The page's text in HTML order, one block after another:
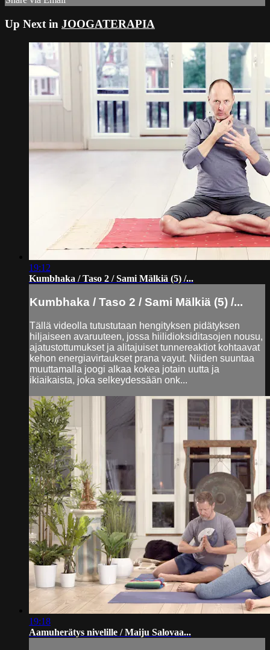
Up Next in JOOGATERAPIA
19:12
Kumbhaka / Taso 2 / Sami Mälkiä (5) /...
Kumbhaka / Taso 2 / Sami Mälkiä (5) /...
Tällä videolla tutustutaan hengityksen pidätyksen
hiljaiseen avaruuteen, jossa hiilidioksiditasojen nousu,
ajatustottumukset ja alitajuiset tunnereaktiot kohtaavat
kehon energiavirtaukset prana vayut. Niiden suuntaa
muuttamalla joogi alkaa kokea jotain uutta ja
ikiaikaista, joka selkeydessään onk...
19:18
Aamuherätys nivelille / Maiju Salovaa...